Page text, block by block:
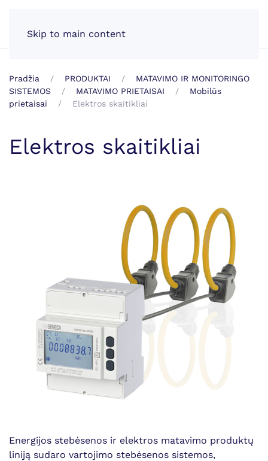
Skip to main content
Pradžia PRODUKTAI
MATAVIMO IR MONITORINGO
SISTEMOS
MATAVIMO PRIETAISAI
Mobilūs
prietaisai
Elektros skaitikliai
Elektros skaitikliai
Energijos stebėsenos ir elektros matavimo produktų
liniją sudaro vartojimo stebėsenos sistemos,